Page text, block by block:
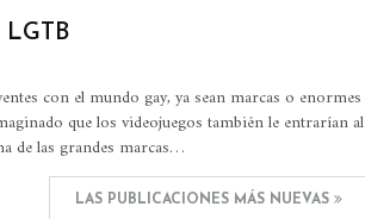
con el mundo gay, ya sean marcas o enormes
que los videojuegos también le entrarían al
de las grandes marcas…
LAS PUBLICACIONES MÁS NUEVAS